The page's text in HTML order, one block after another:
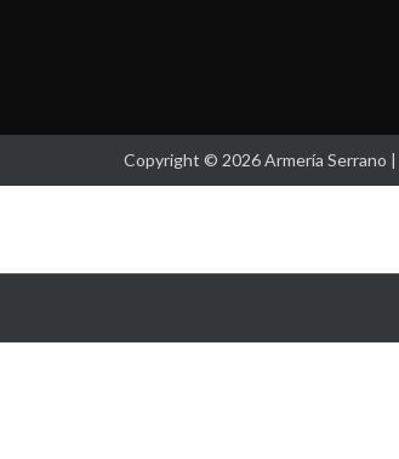
Copyright © 2026 Armería Serrano |